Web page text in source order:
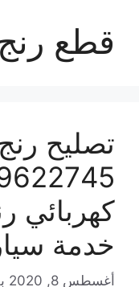
قطع
تصليح
كهربائي
خدمة
أغسطس 8, 2020